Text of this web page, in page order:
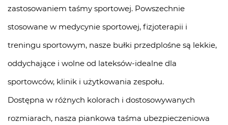
zastosowaniem taśmy sportowej. Powszechnie
stosowane w medycynie sportowej, fizjoterapii i
treningu sportowym, nasze bułki przedplośne są lekkie,
oddychające i wolne od lateksów-idealne dla
sportowców, klinik i użytkowania zespołu.
Dostępna w różnych kolorach i dostosowywanych
rozmiarach, nasza piankowa taśma ubezpieczeniowa